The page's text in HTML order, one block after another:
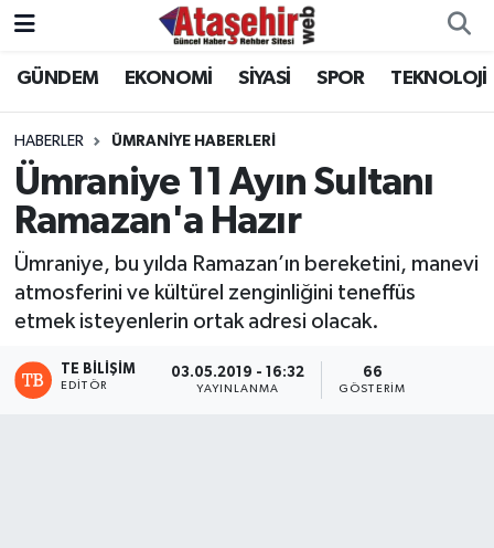
GÜNDEM EKONOMİ SİYASİ SPOR TEKNOLOJİ
HABERLER ÜMRANİYE HABERLERİ
Ümraniye 11 Ayın Sultanı
Ramazan'a Hazır
Ümraniye, bu yılda Ramazan’ın bereketini, manevi
atmosferini ve kültürel zenginliğini teneffüs
etmek isteyenlerin ortak adresi olacak.
TE BILIŞIM
EDITÖR
03.05.2019 - 16:32
YAYINLANMA
66
GÖSTERIM
Hava Durumu
Trafik Durumu
Süper Lig Puan Durumu ve Fikstür
Tüm Manşetler
Son Dakika Haberleri
Haber Arşivi